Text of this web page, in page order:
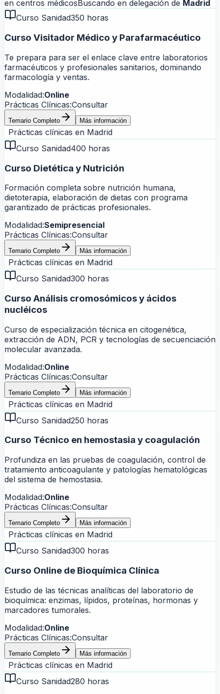
en centros médicos Buscando en delegación de Madrid
Curso Sanidad350 horas
Curso Visitador Médico y Parafarmacéutico
Te prepara para ser el enlace clave entre laboratorios
farmacéuticos y profesionales sanitarios, dominando
farmacología y ventas.
Modalidad:Online
Prácticas Clínicas:Consultar
Temario Completo Más información
Prácticas clínicas en Madrid
Curso Sanidad400 horas
Curso Dietética y Nutrición
Formación completa sobre nutrición humana,
dietoterapia, elaboración de dietas con programa
garantizado de prácticas profesionales.
Modalidad:Semipresencial
Prácticas Clínicas:Consultar
Temario Completo Más información
Prácticas clínicas en Madrid
Curso Sanidad300 horas
Curso Análisis cromosómicos y ácidos
nucléicos
Curso de especialización técnica en citogenética,
extracción de ADN, PCR y tecnologías de secuenciación
molecular avanzada.
Modalidad:Online
Prácticas Clínicas:Consultar
Temario Completo Más información
Prácticas clínicas en Madrid
Curso Sanidad250 horas
Curso Técnico en hemostasia y coagulación
Profundiza en las pruebas de coagulación, control de
tratamiento anticoagulante y patologías hematológicas
del sistema de hemostasia.
Modalidad:Online
Prácticas Clínicas:Consultar
Temario Completo Más información
Prácticas clínicas en Madrid
Curso Sanidad300 horas
Curso Online de Bioquímica Clínica
Estudio de las técnicas analíticas del laboratorio de
bioquímica: enzimas, lípidos, proteínas, hormonas y
marcadores tumorales.
Modalidad:Online
Prácticas Clínicas:Consultar
Temario Completo Más información
Prácticas clínicas en Madrid
Curso Sanidad280 horas